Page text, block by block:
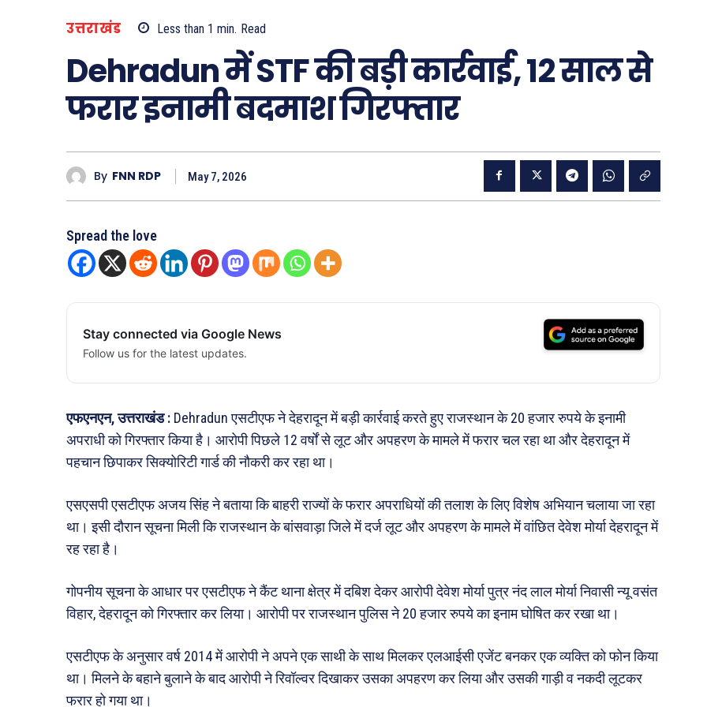
उत्तराखंड Less than 1 min. Read
Dehradun में STF की बड़ी कार्रवाई, 12 साल से
फरार इनामी बदमाश गिरफ्तार
By FNN RDP May 7, 2026
Spread the love
Stay connected via Google News
Follow us for the latest updates.
एफएनएन, उत्तराखंड : Dehradun एसटीएफ ने देहरादून में बड़ी कार्रवाई करते हुए राजस्थान के 20 हजार रुपये के इनामी
अपराधी को गिरफ्तार किया है। आरोपी पिछले 12 वर्षों से लूट और अपहरण के मामले में फरार चल रहा था और देहरादून में
पहचान छिपाकर सिक्योरिटी गार्ड की नौकरी कर रहा था।
एसएसपी एसटीएफ अजय सिंह ने बताया कि बाहरी राज्यों के फरार अपराधियों की तलाश के लिए विशेष अभियान चलाया जा रहा
था। इसी दौरान सूचना मिली कि राजस्थान के बांसवाड़ा जिले में दर्ज लूट और अपहरण के मामले में वांछित देवेश मोर्या देहरादून में
रह रहा है।
गोपनीय सूचना के आधार पर एसटीएफ ने कैंट थाना क्षेत्र में दबिश देकर आरोपी देवेश मोर्या पुत्र नंद लाल मोर्या निवासी न्यू वसंत
विहार, देहरादून को गिरफ्तार कर लिया। आरोपी पर राजस्थान पुलिस ने 20 हजार रुपये का इनाम घोषित कर रखा था।
एसटीएफ के अनुसार वर्ष 2014 में आरोपी ने अपने एक साथी के साथ मिलकर एलआईसी एजेंट बनकर एक व्यक्ति को फोन किया
था। मिलने के बहाने बुलाने के बाद आरोपी ने रिवॉल्वर दिखाकर उसका अपहरण कर लिया और उसकी गाड़ी व नकदी लूटकर
फरार हो गया था।